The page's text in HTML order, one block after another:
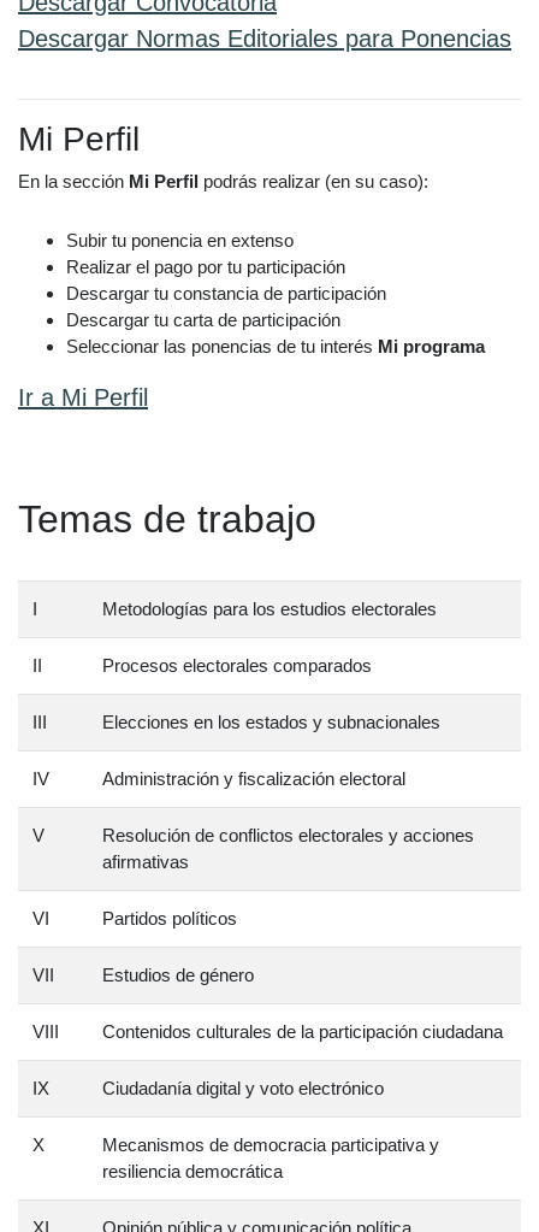
Descargar Normas Editoriales para Ponencias
Mi Perfil
En la sección Mi Perfil podrás realizar (en su caso):
Subir tu ponencia en extenso
Realizar el pago por tu participación
Descargar tu constancia de participación
Descargar tu carta de participación
Seleccionar las ponencias de tu interés Mi programa
Ir a Mi Perfil
Temas de trabajo
I Metodologías para los estudios electorales
II Procesos electorales comparados
III Elecciones en los estados y subnacionales
IV Administración y fiscalización electoral
V
Resolución de conflictos electorales y acciones
afirmativas
VI Partidos políticos
VII Estudios de género
VIII Contenidos culturales de la participación ciudadana
IX Ciudadanía digital y voto electrónico
X
Mecanismos de democracia participativa y
resiliencia democrática
XI Opinión pública y comunicación política